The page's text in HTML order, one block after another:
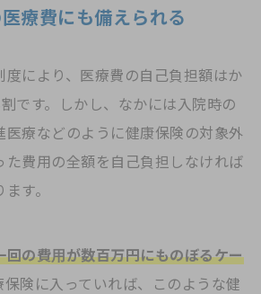
療費にも備えられる
度により、医療費の自己負担額はか
です。しかし、なかには入院時の
医療などのように健康保険の対象外
た費用の全額を自己負担しなければ
す。
回の費用が数百万円にものぼるケー
保険に入っていれば、このような健